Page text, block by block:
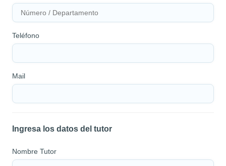
Teléfono
Mail
Ingresa los datos del tutor
Nombre Tutor